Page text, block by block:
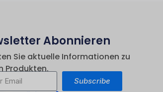
Abonnieren
Sie aktuelle Informationen zu
Produkten.
Subscribe